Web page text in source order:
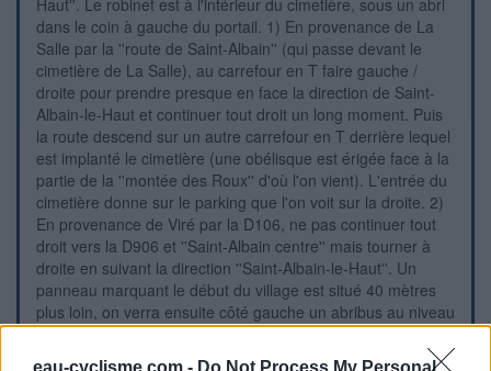
eau-cyclisme.com - Do Not Process My Personal
Haut''. Le robinet est à l'intérieur du cimetière, sous un abri
dans le coin à gauche du portail. 1) En provenance de La
Salle par la ''route de Saint-Albain'' (qui passe devant le
cimetière de La Salle), au carrefour en T faire gauche /
droite pour prendre presque en face la direction de Saint-
Albain-le-Haut et continuer tout droit un long moment. Puis
la route descend sur un autre carrefour en T derrière lequel
est implanté le cimetière (une obélisque est érigée face à la
partie de la ''montée des Roux'' d'où l'on vient). L'entrée du
cimetière donne sur le parking que l'on voit sur la droite. 2)
En provenance de Viré par la D106, ne pas continuer tout
droit vers la D906 et ''Saint-Albain centre'' mais tourner à
droite en suivant la direction ''Saint-Albain-le-Haut''. Un
panneau marquant le début du village est situé 40 mètres
plus loin, on verra ensuite côté gauche un abribus au niveau
de l'arrière du cimetière. Continuer quelques mètres pour
entrer à gauche sur le parking implanté devant le portail du